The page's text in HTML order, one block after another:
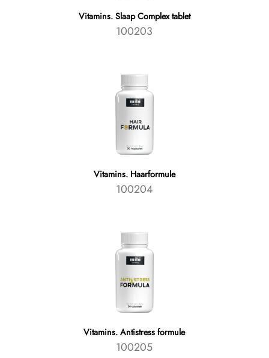
Vitamins. Slaap Complex tablet
100203
Vitamins. Haarformule
100204
Vitamins. Аntistress formule
100205